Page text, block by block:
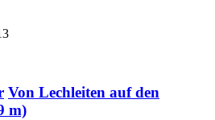
Von Lechleiten auf den
m)